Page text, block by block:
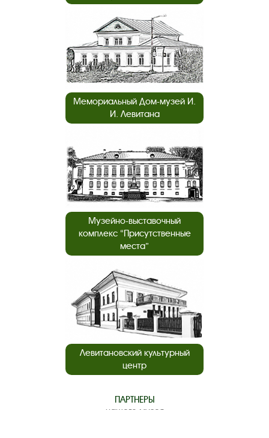
Мемориальный Дом-музей И.
И. Левитана
Музейно-выставочный
комплекс “Присутственные
места”
Левитановский культурный
центр
ПАРТНЕРЫ
нашего музея